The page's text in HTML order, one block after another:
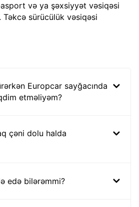
və ya şəxsiyyət vəsiqəsi
sürücülük vəsiqəsi
Europcar sayğacında
etməliyəm?
çəni dolu halda
edə bilərəmmi?